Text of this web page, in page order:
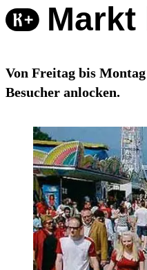
Markt
Von Freitag bis
Besucher anlocken.